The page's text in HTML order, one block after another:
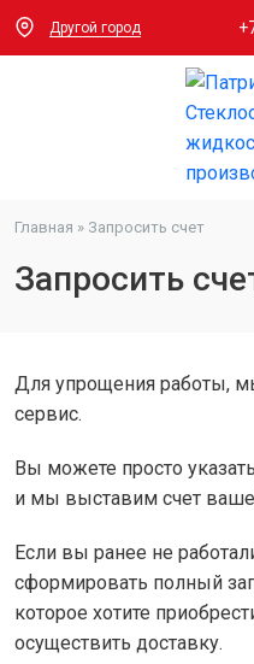
Другой город
Главная » Запросить счет
Запросить
Для упрощения работы,
сервис.
Вы можете просто
и мы выставим счет
Если вы ранее не
сформировать полный
которое хотите
осуществить доставку.